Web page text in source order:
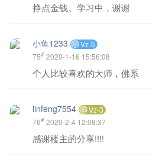
挣点金钱。学习中，谢谢
小鱼1233
Vz-5
75# 2020-1-16 15:56:08
个人比较喜欢的大师，佛系
linfeng7554
Vz-3
76# 2020-2-4 12:08:37
感谢楼主的分享!!!!